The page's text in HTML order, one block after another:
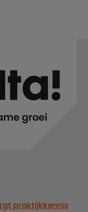
praktijkkennis